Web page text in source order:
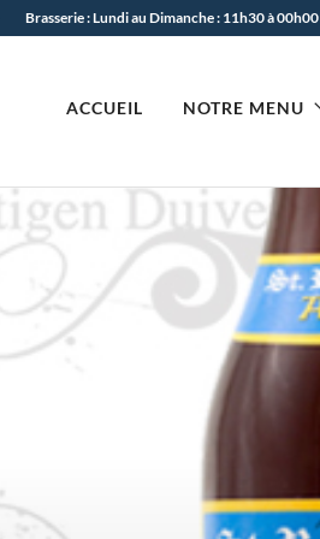
Brasserie : Lundi au Dimanche : 11h30 à 00h00
ACCUEIL NOTRE MENU